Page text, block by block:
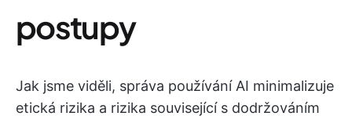
postupy
Jak jsme viděli, správa používání AI minimalizuje
etická rizika a rizika související s dodržováním